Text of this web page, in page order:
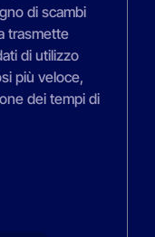
di scambi
trasmette
di utilizzo
più veloce,
dei tempi di